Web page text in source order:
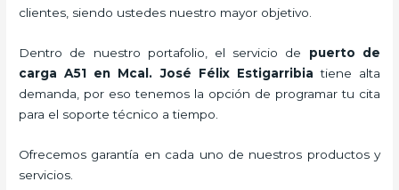
clientes, siendo ustedes nuestro mayor objetivo.
Dentro de nuestro portafolio, el servicio de puerto de
carga A51 en Mcal. José Félix Estigarribia tiene alta
demanda, por eso tenemos la opción de programar tu cita
para el soporte técnico a tiempo.
Ofrecemos garantía en cada uno de nuestros productos y
servicios.